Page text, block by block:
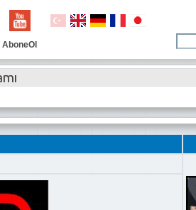
AboneOl